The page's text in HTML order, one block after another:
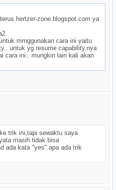
hertzer-zone.blogspot.com ya
mrnggunakan cara ini yaitu
untuk yg resume capability.nya
cara ini.. mungkin lain kali akan
trik ini,tapi sewaktu saya
masih tidak bisa
ada kata "yes".apa ada trik